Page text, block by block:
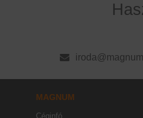
MAGNUM
Céginfó